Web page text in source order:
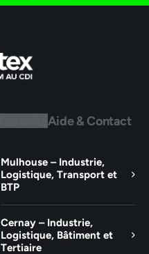
Aide & Contact
Mulhouse – Industrie,
Logistique, Transport et
BTP
Cernay – Industrie,
Logistique, Bâtiment et
Tertiaire